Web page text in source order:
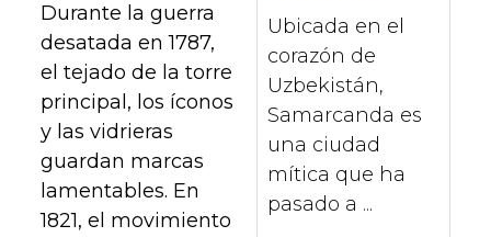
Durante la guerra
desatada en 1787,
el tejado de la torre
principal, los íconos
y las vidrieras
guardan marcas
lamentables. En
1821, el movimiento
Ubicada en el
corazón de
Uzbekistán,
Samarcanda es
una ciudad
mítica que ha
pasado a ...